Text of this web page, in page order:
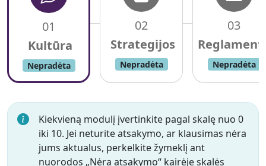
01
Nepradėta
02
Nepradėta
03
Nepradėta
Kiekvieną modulį įvertinkite pagal skalę nuo 0
iki 10. Jei neturite atsakymo, ar klausimas nėra
jums aktualus, perkelkite žymeklį ant
nuorodos „Nėra atsakymo“ kairėje skalės